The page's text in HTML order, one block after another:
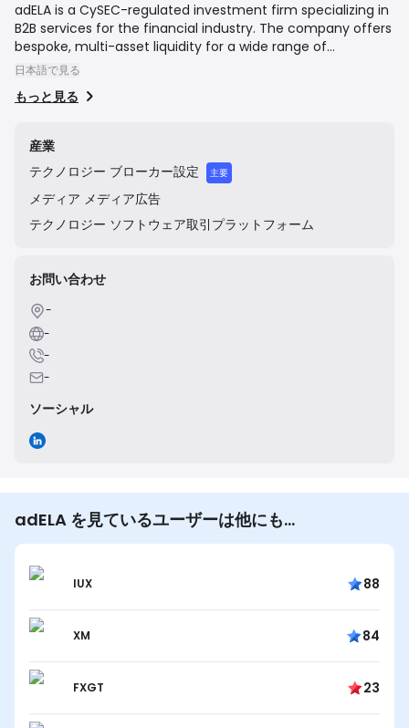
adELA is a CySEC-regulated investment firm specializing in
B2B services for the financial industry. The company offers
bespoke, multi-asset liquidity for a wide range of
instruments including Forex, cryptocurrencies, indices,
suite of advanced technological solutions designed to help
solutions include MT4/MT5 White Label platforms,
proprietary CRM systems, and other essential tools for
brokerage operations. Their mission is to empower brokers
by providing reliable, tailor-made, and technologically
advanced infrastructure.
日本語で見る
もっと見る
産業
テクノロジー ブローカー設定 主要
メディア メディア広告
テクノロジー ソフトウェア取引プラットフォーム
お問い合わせ
-
-
-
-
ソーシャル
adELA を見ているユーザーは他にも…
IUX 88
XM 84
FXGT 23